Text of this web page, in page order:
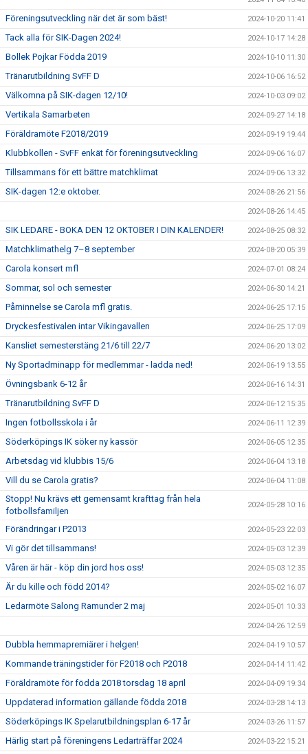
Föreningsutveckling när det är som bäst! 2024-10-20 11:41
Tack alla för SIK-Dagen 2024! 2024-10-17 14:28
Bollek Pojkar Födda 2019 2024-10-10 11:30
Tränarutbildning SvFF D 2024-10-06 16:52
Välkomna på SIK-dagen 12/10! 2024-10-03 09:02
Vertikala Samarbeten 2024-09-27 14:18
Föräldramöte F2018/2019 2024-09-19 19:44
Klubbkollen - SvFF enkät för föreningsutveckling 2024-09-06 16:07
Tillsammans för ett bättre matchklimat 2024-09-06 13:32
SIK-dagen 12:e oktober. 2024-08-26 21:56
2024-08-26 14:45
SIK LEDARE - BOKA DEN 12 OKTOBER I DIN KALENDER! 2024-08-25 08:32
Matchklimathelg 7–8 september 2024-08-20 05:39
Carola konsert mfl 2024-07-01 08:24
Sommar, sol och semester 2024-06-30 14:21
Påminnelse se Carola mfl gratis. 2024-06-25 17:15
Dryckesfestivalen intar Vikingavallen 2024-06-25 17:09
Kansliet semesterstäng 21/6 till 22/7 2024-06-20 13:02
Ny Sportadminapp för medlemmar - ladda ned! 2024-06-19 13:55
Övningsbank 6-12 år 2024-06-16 14:31
Tränarutbildning SvFF D 2024-06-12 15:35
Ingen fotbollsskola i år 2024-06-11 12:39
Söderköpings IK söker ny kassör 2024-06-05 12:35
Arbetsdag vid klubbis 15/6 2024-06-04 13:18
Vill du se Carola gratis? 2024-06-04 11:08
Stopp! Nu krävs ett gemensamt krafttag från hela
fotbollsfamiljen
2024-05-28 10:16
Förändringar i P2013 2024-05-23 22:03
Vi gör det tillsammans! 2024-05-03 12:39
Våren är här - köp din jord hos oss! 2024-05-03 12:35
Är du kille och född 2014? 2024-05-02 16:07
Ledarmöte Salong Ramunder 2 maj 2024-05-01 10:33
2024-04-26 12:59
Dubbla hemmapremiärer i helgen! 2024-04-19 10:57
Kommande träningstider för F2018 och P2018 2024-04-14 11:42
Föräldramöte för födda 2018 torsdag 18 april 2024-04-09 19:34
Uppdaterad information gällande födda 2018 2024-03-28 14:13
Söderköpings IK Spelarutbildningsplan 6-17 år 2024-03-26 11:57
Härlig start på föreningens Ledarträffar 2024 2024-03-22 15:21